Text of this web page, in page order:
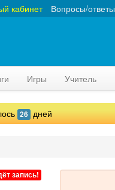
Вопросы/ответы
кабинет
Игры Учитель
26 дней
запись!